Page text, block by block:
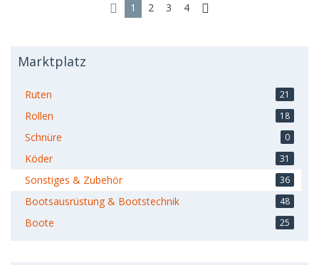
1 2 3 4
Marktplatz
Ruten 21
Rollen 18
Schnüre 0
Köder 31
Sonstiges & Zubehör 36
Bootsausrüstung & Bootstechnik 48
Boote 25